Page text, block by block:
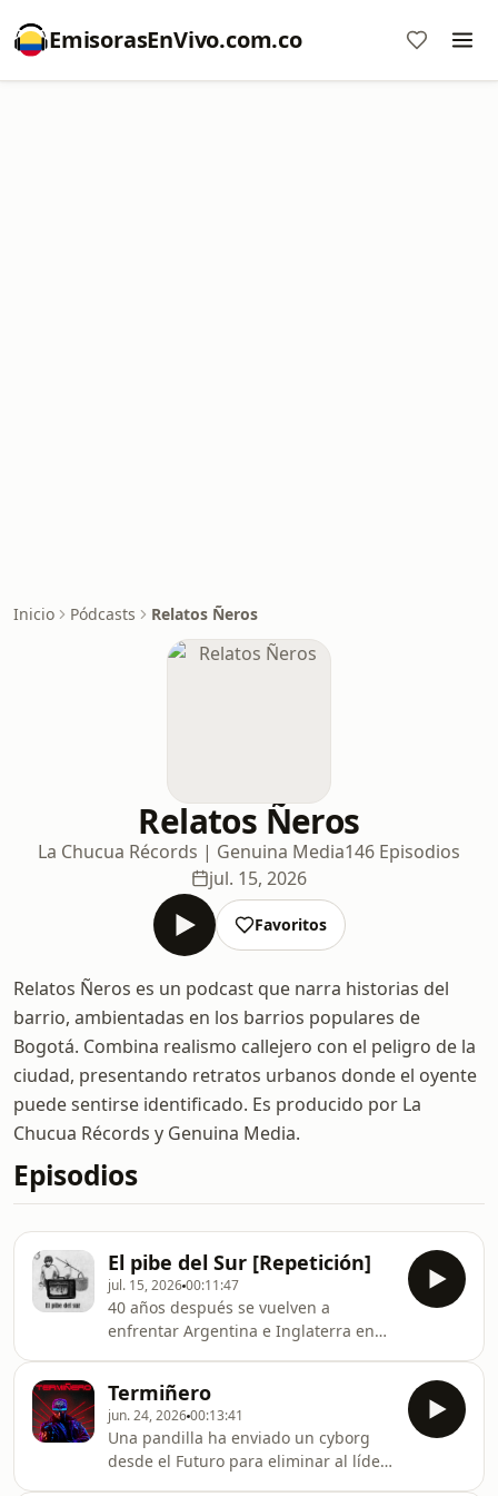
EmisorasEnVivo.com.co
Inicio Pódcasts Relatos Ñeros
Relatos Ñeros
La Chucua Récords | Genuina Media146 Episodios
jul. 15, 2026
Favoritos
Relatos Ñeros es un podcast que narra historias del
barrio, ambientadas en los barrios populares de
Bogotá. Combina realismo callejero con el peligro de la
ciudad, presentando retratos urbanos donde el oyente
puede sentirse identificado. Es producido por La
Chucua Récords y Genuina Media.
Episodios
El pibe del Sur [Repetición]
jul. 15, 202600:11:47
40 años después se vuelven a
enfrentar Argentina e Inglaterra en
El Pibe del Sur. La historia de un niño
y su madre en la fría Bogotá que
gambetean la pobreza inspirados en
el Diez. &nbsp;Si quieren apoyarnos
Termiñero
jun. 24, 202600:13:41
Una pandilla ha enviado un cyborg
desde el Futuro para eliminar al líder